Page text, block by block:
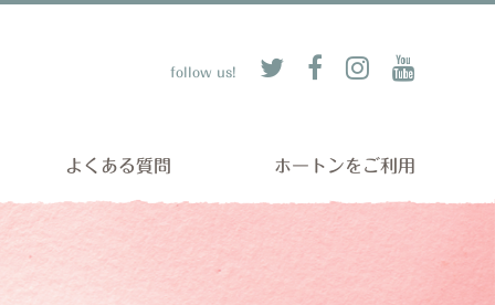
follow us!
よくある質問 ホートンをご利用